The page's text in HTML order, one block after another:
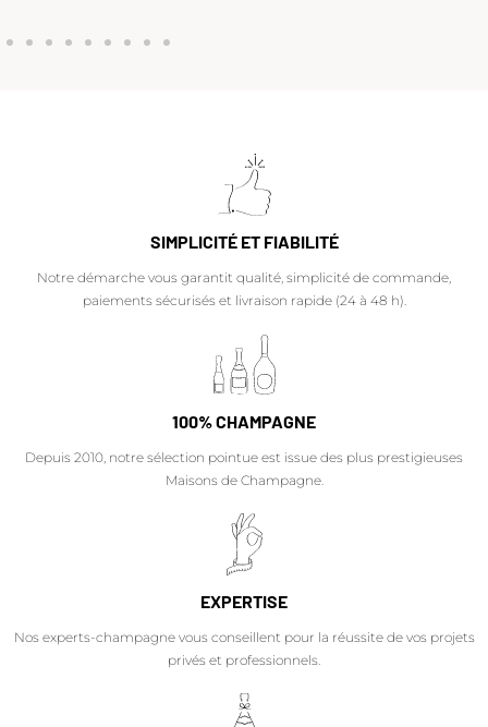
SIMPLICITÉ ET FIABILITÉ
Notre démarche vous garantit qualité, simplicité de commande,
paiements sécurisés et livraison rapide (24 à 48 h).
100% CHAMPAGNE
Depuis 2010, notre sélection pointue est issue des plus prestigieuses
Maisons de Champagne.
EXPERTISE
Nos experts-champagne vous conseillent pour la réussite de vos projets
privés et professionnels.